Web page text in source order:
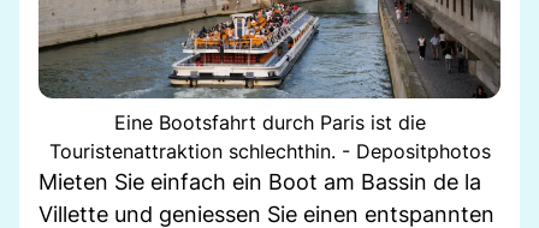
Eine Bootsfahrt durch Paris ist die
Touristenattraktion schlechthin. - Depositphotos
Mieten Sie einfach ein Boot am Bassin de la
Villette und geniessen Sie einen entspannten